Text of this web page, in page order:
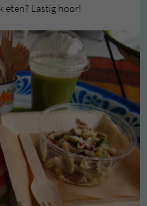
eten? Lastig hoor!